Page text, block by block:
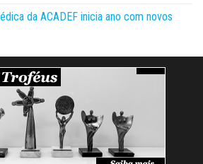
da ACADEF inicia ano com novos